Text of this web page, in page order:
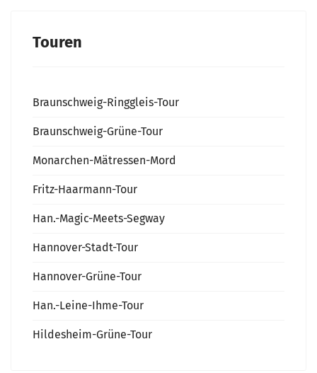
Touren
Braunschweig-Ringgleis-Tour
Braunschweig-Grüne-Tour
Monarchen-Mätressen-Mord
Fritz-Haarmann-Tour
Han.-Magic-Meets-Segway
Hannover-Stadt-Tour
Hannover-Grüne-Tour
Han.-Leine-Ihme-Tour
Hildesheim-Grüne-Tour